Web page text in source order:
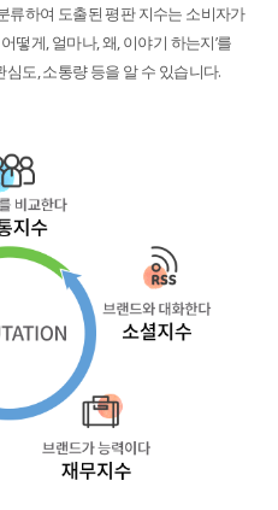
류하여 도출된 평판 지수는 소비자가
떻게, 얼마나, 왜, 이야기 하는지’를
도, 소통량 등을 알 수 있습니다.